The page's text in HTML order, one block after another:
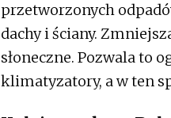
przetworzonych
dachy i ściany.
słoneczne. Pozwala to
klimatyzatory, a w ten